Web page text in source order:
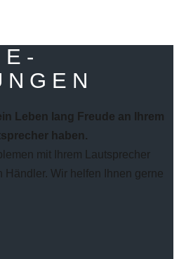
Leben lang Freude an Ihrem
haben.
mit Ihrem Lautsprecher
Händler. Wir helfen Ihnen gerne